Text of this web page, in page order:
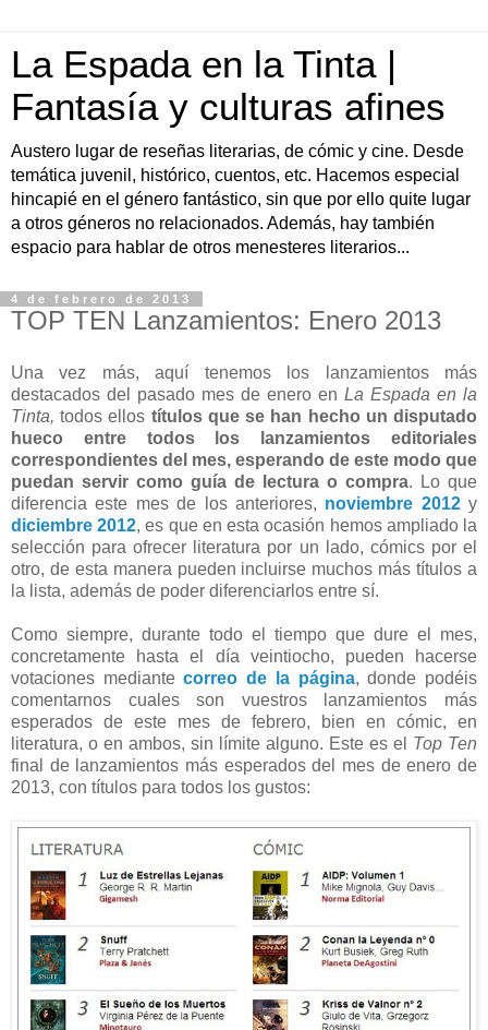
La Espada en la Tinta |
Fantasía y culturas afines
Austero lugar de reseñas literarias, de cómic y cine. Desde
temática juvenil, histórico, cuentos, etc. Hacemos especial
hincapié en el género fantástico, sin que por ello quite lugar
a otros géneros no relacionados. Además, hay también
espacio para hablar de otros menesteres literarios...
4 de febrero de 2013
TOP TEN Lanzamientos: Enero 2013
Una vez más, aquí tenemos los lanzamientos más
destacados del pasado mes de enero en La Espada en la
Tinta,todos ellos títulos que se han hecho un disputado
hueco entre todos los lanzamientos editoriales
correspondientes del mes, esperando de este modo que
puedan servir como guía de lectura o compra. Lo que
diferencia este mes de los anteriores, noviembre 2012y
diciembre 2012, es que en esta ocasión hemos ampliado la
selección para ofrecer literatura por un lado, cómics por el
otro, de esta manera pueden incluirse muchos más títulos a
la lista, además de poder diferenciarlos entre sí.
Como siempre, durante todo el tiempo que dure el mes,
concretamente hasta el día veintiocho, pueden hacerse
votaciones mediantecorreo de la página, donde podéis
comentarnos cuales son vuestros lanzamientos más
esperados de este mes de febrero, bien en cómic, en
literatura, o en ambos, sin límite alguno. Este es el Top Ten
final de lanzamientos más esperados del mes de enero de
2013, con títulos para todos los gustos: